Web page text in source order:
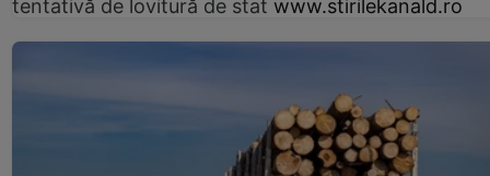
tentativă de lovitură de stat www.stirilekanald.ro